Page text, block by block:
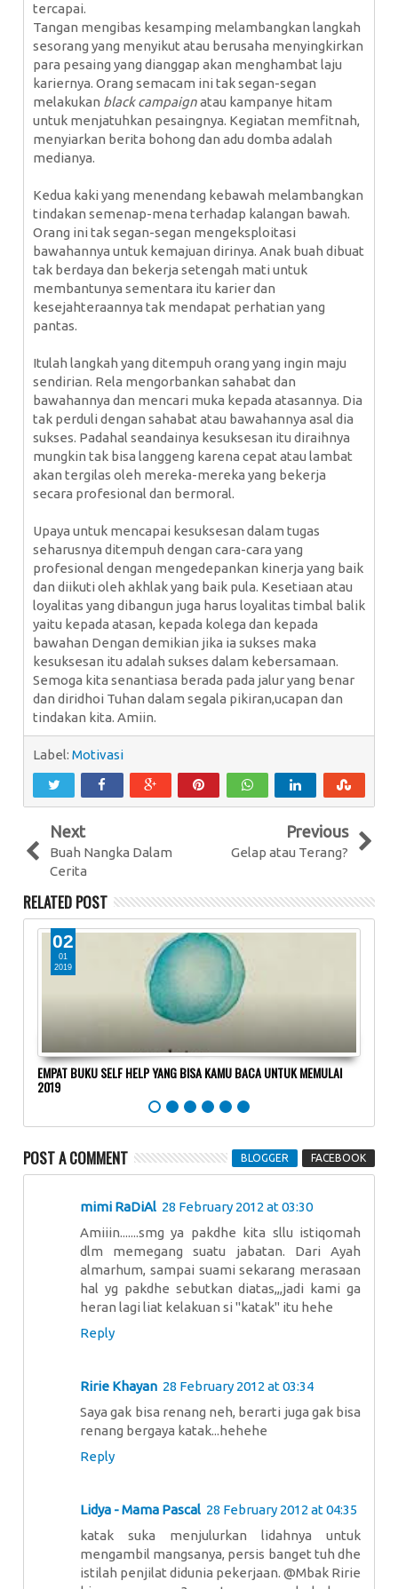
tercapai.
Tangan mengibas kesamping melambangkan langkah
sesorang yang menyikut atau berusaha menyingkirkan
para pesaing yang dianggap akan menghambat laju
kariernya. Orang semacam ini tak segan-segan
melakukan black campaignatau kampanye hitam
untuk menjatuhkan pesaingnya. Kegiatan memfitnah,
menyiarkan berita bohong dan adu domba adalah
medianya.
Kedua kaki yang menendang kebawah melambangkan
tindakan semenap-mena terhadap kalangan bawah.
Orang ini tak segan-segan mengeksploitasi
bawahannya untuk kemajuan dirinya. Anak buah dibuat
tak berdaya dan bekerja setengah mati untuk
membantunya sementara itu karier dan
kesejahteraannya tak mendapat perhatian yang
pantas.
Itulah langkah yang ditempuh orang yang ingin maju
sendirian. Rela mengorbankan sahabat dan
bawahannya dan mencari muka kepada atasannya. Dia
tak perduli dengan sahabat atau bawahannya asal dia
sukses. Padahal seandainya kesuksesan itu diraihnya
mungkin tak bisa langgeng karena cepat atau lambat
akan tergilas oleh mereka-mereka yang bekerja
secara profesional dan bermoral.
Upaya untuk mencapai kesuksesan dalam tugas
seharusnya ditempuh dengan cara-cara yang
profesional dengan mengedepankan kinerja yang baik
dan diikuti oleh akhlak yang baik pula. Kesetiaan atau
loyalitas yang dibangun juga harus loyalitas timbal balik
yaitu kepada atasan, kepada kolega dan kepada
bawahan Dengan demikian jika ia sukses maka
kesuksesan itu adalah sukses dalam kebersamaan.
Semoga kita senantiasa berada pada jalur yang benar
dan diridhoi Tuhan dalam segala pikiran,ucapan dan
tindakan kita. Amiin.
Label: Motivasi
Next
Buah Nangka Dalam
Cerita
Previous
Gelap atau Terang?
RELATED POST
02
01
2019
EMPAT BUKU SELF HELP YANG BISA KAMU BACA UNTUK MEMULAI
2019
POST A COMMENT BLOGGER FACEBOOK
mimi RaDiAl 28 February 2012 at 03:30
Amiiin.......smg ya pakdhe kita sllu istiqomah
dlm memegang suatu jabatan. Dari Ayah
almarhum, sampai suami sekarang merasaan
hal yg pakdhe sebutkan diatas,,,jadi kami ga
heran lagi liat kelakuan si "katak" itu hehe
Reply
Ririe Khayan 28 February 2012 at 03:34
Saya gak bisa renang neh, berarti juga gak bisa
renang bergaya katak...hehehe
Reply
Lidya - Mama Pascal 28 February 2012 at 04:35
katak suka menjulurkan lidahnya untuk
mengambil mangsanya, persis banget tuh dhe
istilah penjilat didunia pekerjaan. @Mbak Ririe